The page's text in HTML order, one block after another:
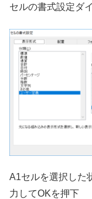
セルの書式設定ダ
A1セルを選択した
力してOKを押下